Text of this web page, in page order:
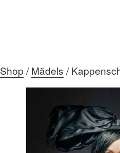
ÜBER
Shop /Mädels /